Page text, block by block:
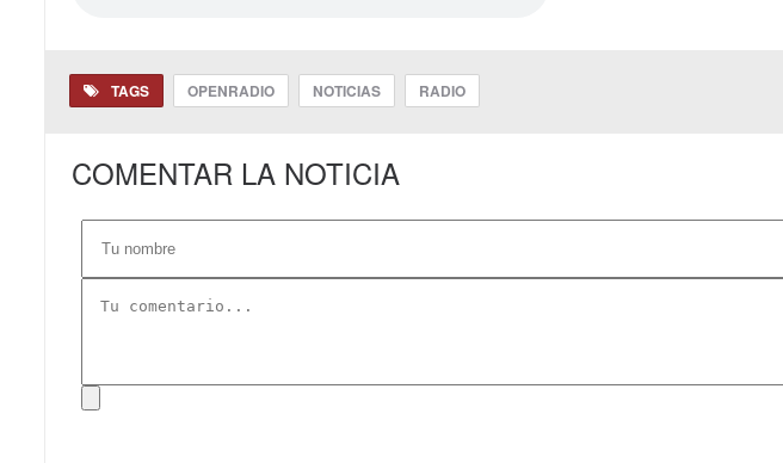
TAGS OPENRADIO NOTICIAS RADIO
COMENTAR LA NOTICIA